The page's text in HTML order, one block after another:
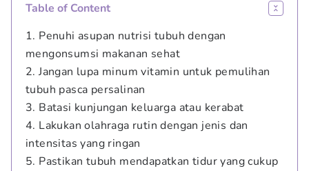
Table of Content
1. Penuhi asupan nutrisi tubuh dengan
mengonsumsi makanan sehat
2. Jangan lupa minum vitamin untuk pemulihan
tubuh pasca persalinan
3. Batasi kunjungan keluarga atau kerabat
4. Lakukan olahraga rutin dengan jenis dan
intensitas yang ringan
5. Pastikan tubuh mendapatkan tidur yang cukup